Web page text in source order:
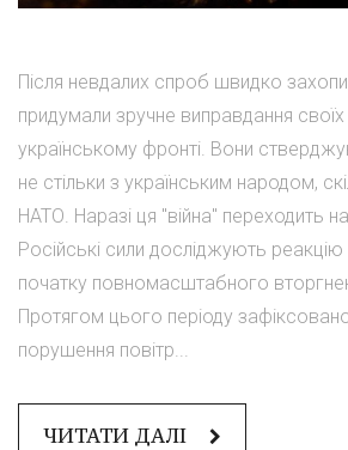
Після невдалих спроб швидко
придумали зручне виправдання
українському фронті. Вони
не стільки з українським народом,
НАТО. Наразі ця "війна" переходить
Російські сили досліджують
початку повномасштабного
Протягом цього періоду
порушення повітр...
ЧИТАТИ ДАЛІ